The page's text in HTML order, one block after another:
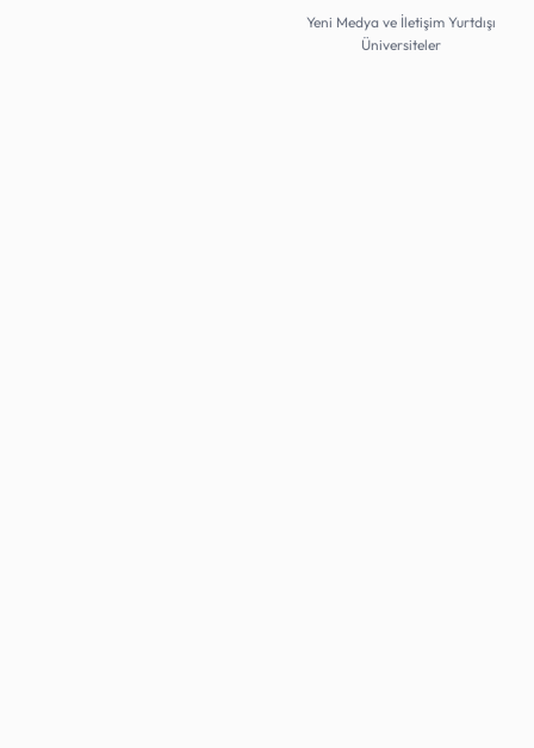
Yeni Medya ve İletişim Yurtdışı
Üniversiteler